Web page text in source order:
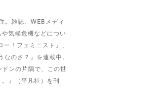
。雑誌、WEBメディ
気候危機などについ
！フェミニスト』、
のさ？』を連載中。
ンの片隅で、この世
』（平凡社）を刊